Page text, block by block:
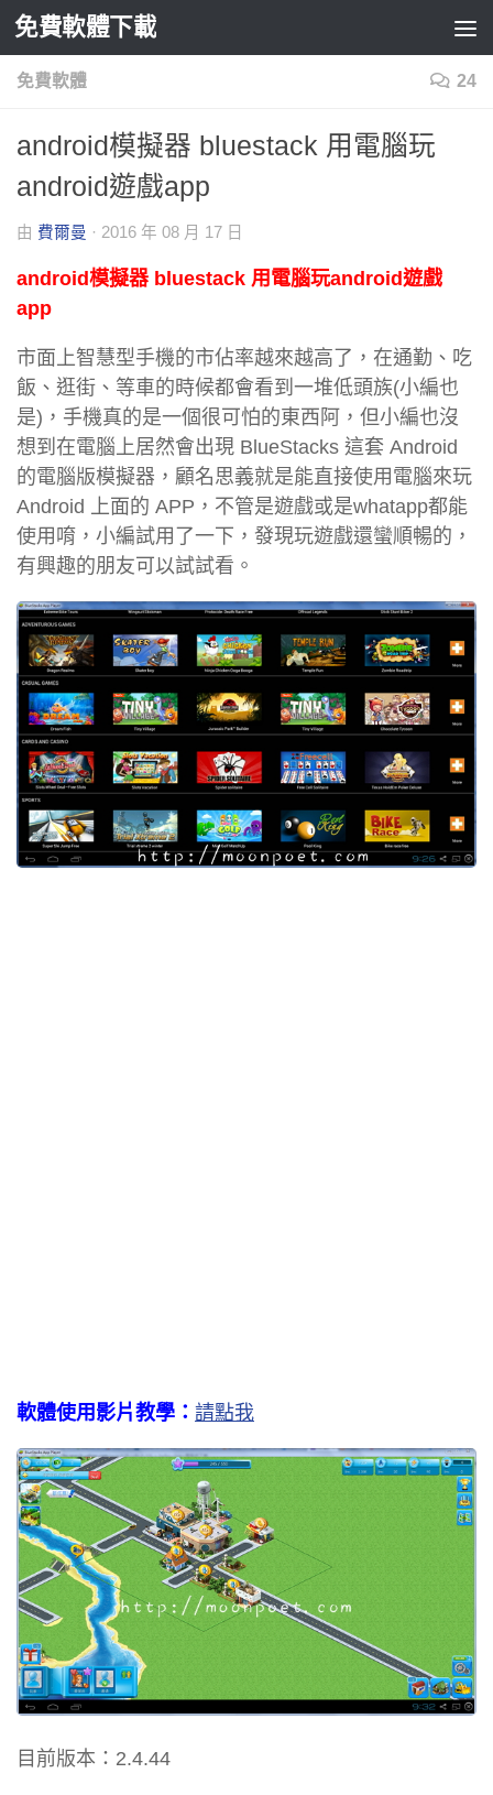
Skip to content
免費軟體下載
免費軟體 24
android模擬器 bluestack 用電腦玩
android遊戲app
由 費爾曼 · 2016 年 08 月 17 日
android模擬器 bluestack 用電腦玩android遊戲
app
市面上智慧型手機的市佔率越來越高了，在通勤、吃
飯、逛街、等車的時候都會看到一堆低頭族(小編也
是)，手機真的是一個很可怕的東西阿，但小編也沒
想到在電腦上居然會出現 BlueStacks 這套 Android
的電腦版模擬器，顧名思義就是能直接使用電腦來玩
Android 上面的 APP，不管是遊戲或是whatapp都能
使用唷，小編試用了一下，發現玩遊戲還蠻順暢的，
有興趣的朋友可以試試看。
軟體使用影片教學： 請點我
目前版本：2.4.44